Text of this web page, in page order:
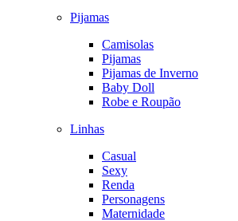
Pijamas
Camisolas
Pijamas
Pijamas de Inverno
Baby Doll
Robe e Roupão
Linhas
Casual
Sexy
Renda
Personagens
Maternidade